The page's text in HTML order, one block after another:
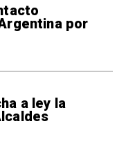
por
a ley la